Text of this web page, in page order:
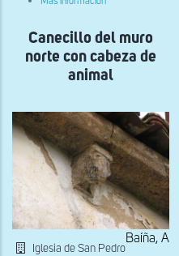
Canecillo del muro
norte con cabeza de
animal
Iglesia de San Pedro
Baíña, A